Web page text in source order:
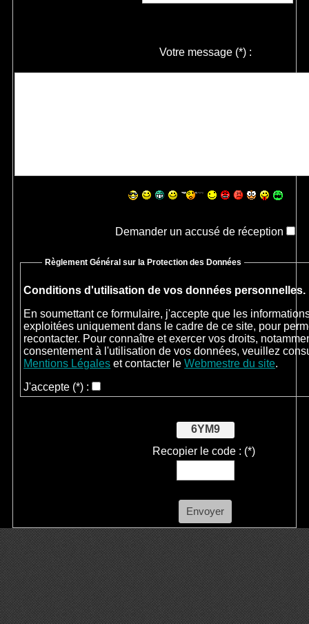
Votre message (*):
Demander un accusé de réception
Règlement Général sur la Protection des Données
Conditions d'utilisation de vos données personnelles.
En soumettant ce formulaire, j'accepte que les
exploitées uniquement dans le cadre de ce site, pour
recontacter. Pour connaître et exercer vos droits,
consentement à l'utilisation de vos données, veuillez
Mentions Légales et contacter leWebmestre du site.
J'accepte (*) :
6YM9
Recopier le code : (*)
Envoyer